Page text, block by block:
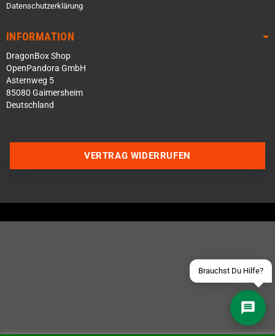
Datenschutzerklärung
INFORMATION
DragonBox Shop
OpenPandora GmbH
Asternweg 5
85080 Gaimersheim
Deutschland
Brauchst Du Hilfe?
Über WhatsApp schreiben
Schick uns eine eMail
VERTRAG WIDERRUFEN